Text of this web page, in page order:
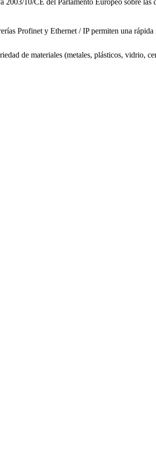
Profinet y Ethernet / IP permiten una rápida
de materiales (metales, plásticos, vidrio,